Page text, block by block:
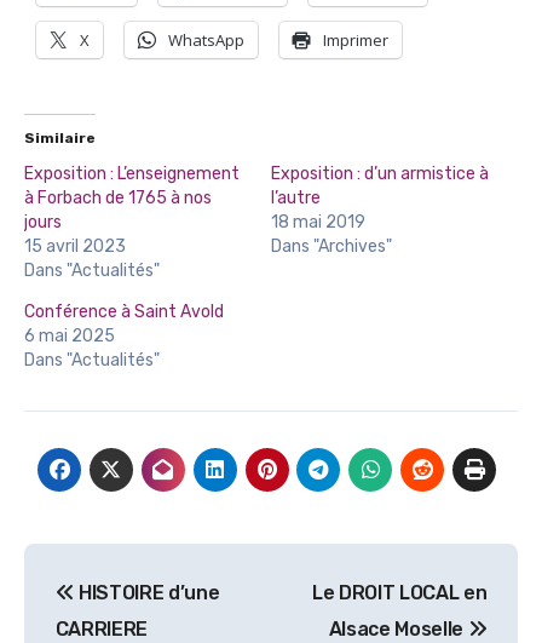
X WhatsApp Imprimer
Similaire
Exposition : L’enseignement
à Forbach de 1765 à nos
jours
15 avril 2023
Dans "Actualités"
Exposition : d’un armistice à
l’autre
18 mai 2019
Dans "Archives"
Conférence à Saint Avold
6 mai 2025
Dans "Actualités"
de
HISTOIRE d’une
CARRIERE
Le DROIT LOCAL en
Alsace Moselle